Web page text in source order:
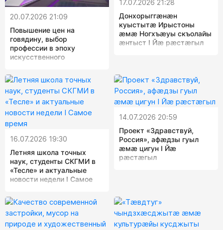
20.07.2026 21:09
Повышение цен на
говядину, выбор
профессии в эпоху
искусственного
североосетинские борцы
на первенстве Европы I
Самое время
17.07.2026 21:28
Донхорыггæнæн
куыстытæ Ирыстоны
æмæ Ногхъæуы скъолайы
æнтыст I Йæ рæстæгыл
16.07.2026 19:30
Летняя школа точных
наук, студенты СКГМИ в
«Тесле» и актуальные
новости недели I Самое
14.07.2026 20:59
Проект «Здравствуй,
Россия», афæдзы гуыл
æмæ цигун I Йæ
рæстæгыл